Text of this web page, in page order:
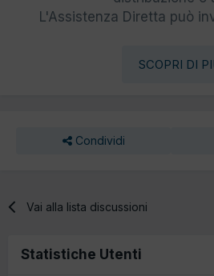
L'Assistenza Diretta può
SCOPRI DI
Condividi
Vai alla lista discussioni
Statistiche Utenti